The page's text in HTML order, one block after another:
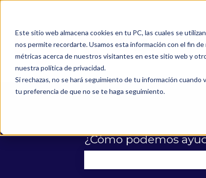
Este sitio web almacena cookies en tu PC, las cuales se
nos permite recordarte. Usamos esta información con el fin
métricas acerca de nuestros visitantes en este sitio web y
nuestra política de privacidad.
Si rechazas, no se hará seguimiento de tu información
tu preferencia de que no se te haga seguimiento.
¿Cómo podemos